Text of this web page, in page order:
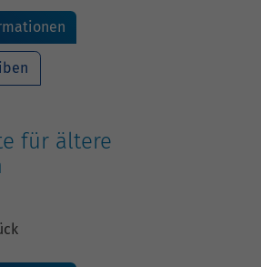
für ältere